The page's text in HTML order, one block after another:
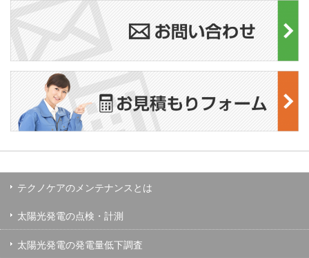
テクノケアのメンテナンスとは
太陽光発電の点検・計測
太陽光発電の発電量低下調査